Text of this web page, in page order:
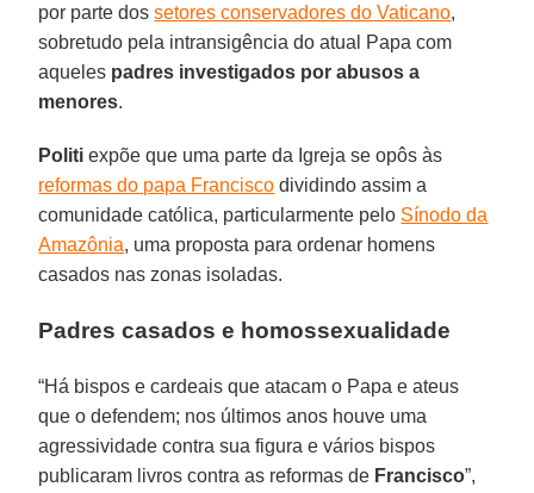
por parte dossetores conservadores do Vaticano,
sobretudo pela intransigência do atual Papa com
aqueles padres investigados por abusos a
menores.
Politi expõe que uma parte da Igreja se opôs às
reformas do papa Francisco dividindo assim a
comunidade católica, particularmente pelo Sínodo da
Amazônia, uma proposta para ordenar homens
casados nas zonas isoladas.
Padres casados e homossexualidade
“Há bispos e cardeais que atacam o Papa e ateus
que o defendem; nos últimos anos houve uma
agressividade contra sua figura e vários bispos
publicaram livros contra as reformas de Francisco”,